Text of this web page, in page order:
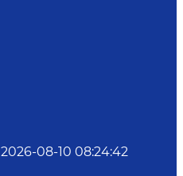
2026-08-10 08:24:42